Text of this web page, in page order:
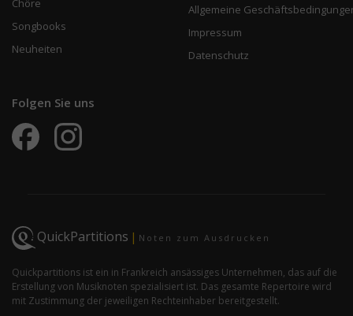
Chöre
Songbooks
Neuheiten
Allgemeine
Impressum
Datenschutz
Folgen Sie uns
QuickPartitions | Noten zum Ausdrucken
Quickpartitions ist ein in Frankreich ansässiges Unternehmen, das auf die
Erstellung von Musiknoten spezialisiert ist. Das gesamte Repertoire wird
mit Zustimmung der jeweiligen Rechteinhaber bereitgestellt.